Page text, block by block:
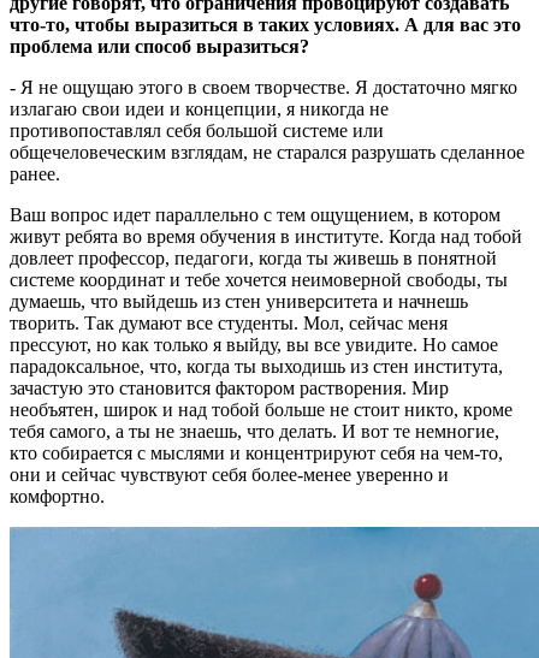
что-то, чтобы выразиться в таких условиях. А для вас это
проблема или способ выразиться?
- Я не ощущаю этого в своем творчестве. Я достаточно мягко
излагаю свои идеи и концепции, я никогда не
противопоставлял себя большой системе или
общечеловеческим взглядам, не старался разрушать сделанное
ранее.
Ваш вопрос идет параллельно с тем ощущением, в котором
живут ребята во время обучения в институте. Когда над тобой
довлеет профессор, педагоги, когда ты живешь в понятной
системе координат и тебе хочется неимоверной свободы, ты
думаешь, что выйдешь из стен университета и начнешь
творить. Так думают все студенты. Мол, сейчас меня
прессуют, но как только я выйду, вы все увидите. Но самое
парадоксальное, что, когда ты выходишь из стен института,
зачастую это становится фактором растворения. Мир
необъятен, широк и над тобой больше не стоит никто, кроме
тебя самого, а ты не знаешь, что делать. И вот те немногие,
кто собирается с мыслями и концентрируют себя на чем-то,
они и сейчас чувствуют себя более-менее уверенно и
комфортно.